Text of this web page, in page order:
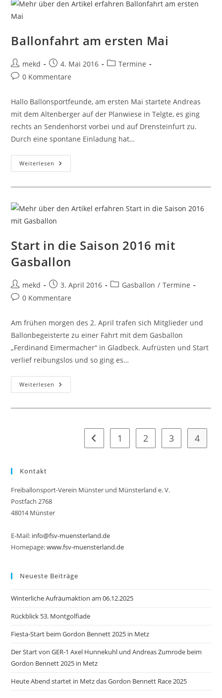
Ballonfahrt am ersten Mai
Beitrags-
Autor:
mekd
Beitrag
veröffentlicht:
4. Mai 2016
Beitrags-
Termine
Beitrags-
0 Kommentare
Hallo Ballonsportfeunde, am ersten Mai startete Andreas
mit dem Altenberger auf der Planwiese in Telgte, es ging
rechts an Sendenhorst vorbei und auf Drensteinfurt zu.
Durch eine spontane Einladung hat…
Weiterlesen Ballonfahrt
Am
Start in die Saison 2016 mit
Gasballon
Beitrags-
Autor:
mekd
Beitrag
veröffentlicht:
3. April 2016
Beitrags-
Gasballon / Termine
Beitrags-
0 Kommentare
Am frühen morgen des 2. April trafen sich Mitglieder und
Ballonbegeisterte zu einer Fahrt mit dem Gasballon
„Ferdinand Eimermacher“ in Gladbeck. Aufrüsten und Start
verlief reibungslos und so ging es…
Weiterlesen Start
In
Gasballon
Zur vorherigen Seite
1 2 3 4
Kontakt
Freiballonsport-Verein Münster und Münsterland e. V.
Postfach 2768
48014 Münster
E-Mail: info@fsv-muensterland.de
Homepage:www.fsv-muensterland.de
Neueste Beiträge
Winterliche Aufräumaktion am 06.12.2025
Rückblick 53. Montgolfiade
Fiesta-Start beim Gordon Bennett 2025 in Metz
Der Start von GER-1 Axel Hunnekuhl und Andreas Zumrode beim
Gordon Bennett 2025 in Metz
Heute Abend startet in Metz das Gordon Bennett Race 2025